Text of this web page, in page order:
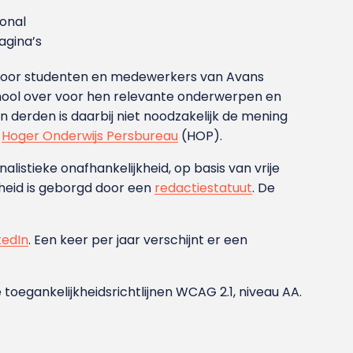
studenten en medewerkers van Avans
over voor hen relevante onderwerpen en
is daarbij niet noodzakelijk de mening
Hoger Onderwijs Persbureau (HOP).
onafhankelijkheid, op basis van vrije
is geborgd door een redactiestatuut. De
. Een keer per jaar verschijnt er een
WCAG 2.1, niveau AA.